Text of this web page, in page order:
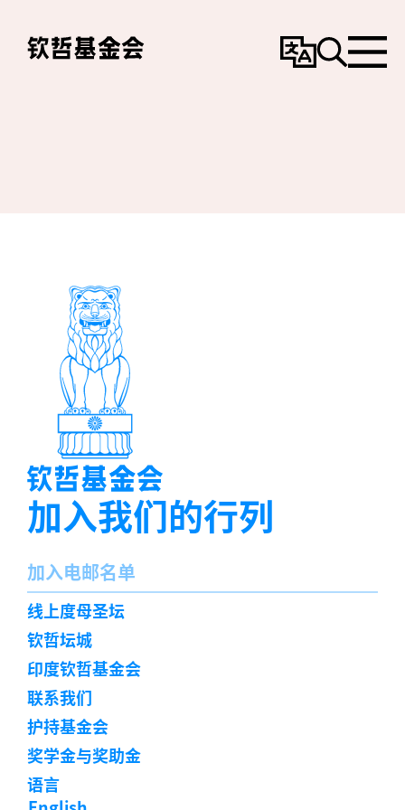
变
搜
选
加入我们的行列
名
字
加入电邮名单
订
阅
线上度母圣坛
钦哲坛城
印度钦哲基金会
联系我们
护持基金会
奖学金与奖助金
语言